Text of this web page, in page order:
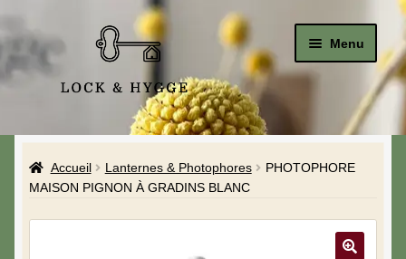
Menu
Le Studio
La Boutique
Accueil Lanternes & Photophores
PHOTOPHORE
MAISON PIGNON À GRADINS BLANC